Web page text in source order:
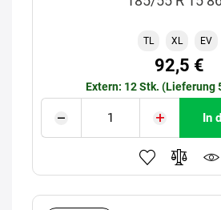
TL XL EV
92,5 €
Extern: 12 Stk. (Lieferung
In